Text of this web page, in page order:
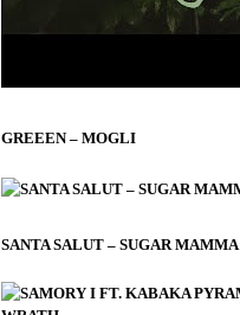
GREEEN – MOGLI
SANTA SALUT – SUGAR MAMMA